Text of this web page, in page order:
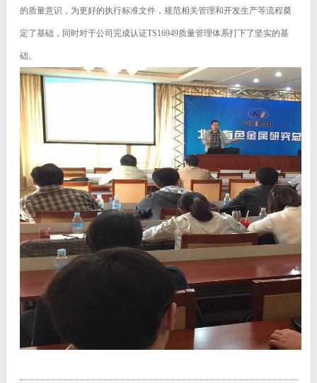
的质量意识，为更好的执行标准文件，规范相关管理和开发生产等流程奠
定了基础，同时对于公司完成认证TS16949质量管理体系打下了坚实的基
础。